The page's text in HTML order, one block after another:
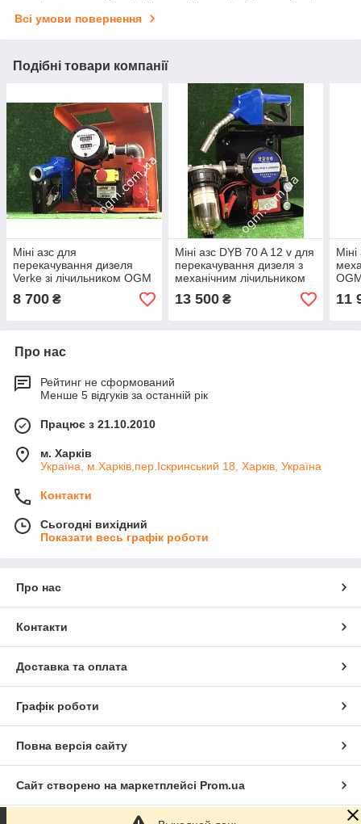
Всі умови повернення
Подібні товари компанії
Міні азс для
перекачування дизеля
Verke зі лічильником OGM
25
8 700 ₴
Міні азс DYB 70 A 12 v для
перекачування дизеля з
механічним лічильником
OGM 25 N
13 500₴ 11
Про нас
Рейтинг не сформований
Менше 5 відгуків за останній рік
Працює з 21.10.2010
м. Харків
Україна, м.Харків,пер.Іскринський 18, Харків, Україна
Контакти
Сьогодні вихідний
Показати весь графік роботи
Про нас
Контакти
Доставка та оплата
Графік роботи
Повна версія сайту
Сайт створено на маркетплейсі Prom.ua